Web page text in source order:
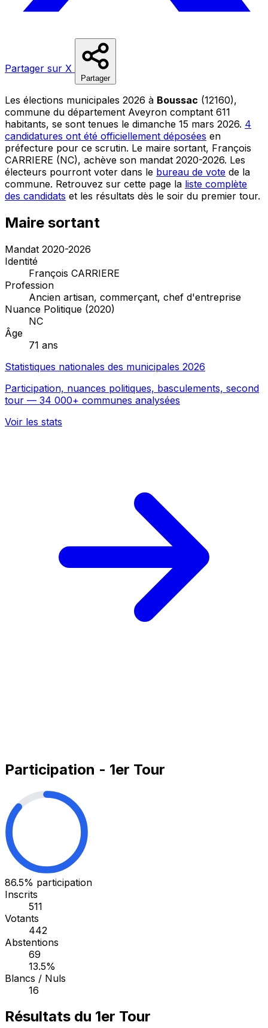
Partager sur X
Partager
Les élections municipales 2026 à Boussac (12160),
commune du département Aveyron comptant 611
habitants, se sont tenues le dimanche 15 mars 2026. 4
candidatures ont été officiellement déposées en
préfecture pour ce scrutin. Le maire sortant, François
CARRIERE (NC), achève son mandat 2020-2026. Les
électeurs pourront voter dans le bureau de vote de la
commune. Retrouvez sur cette page la liste complète
des candidats et les résultats dès le soir du premier tour.
Maire sortant
Mandat 2020-2026
Identité
François CARRIERE
Profession
Ancien artisan, commerçant, chef d'entreprise
Nuance Politique (2020)
NC
Âge
71 ans
Statistiques nationales des municipales 2026
Participation, nuances politiques, basculements, second
tour — 34 000+ communes analysées
Voir les stats
Participation - 1er Tour
86.5% participation
Inscrits
511
Votants
442
Abstentions
69
13.5%
Blancs / Nuls
16
Résultats du 1er Tour